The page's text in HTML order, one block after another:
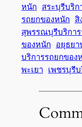
หนัก สระบุรีบริ
รถยกของหนัก สิ
สุพรรณบุรีบริกา
ของหนัก อยุธยา
บริการรถยกของ
พะเยา เพชรบุรี